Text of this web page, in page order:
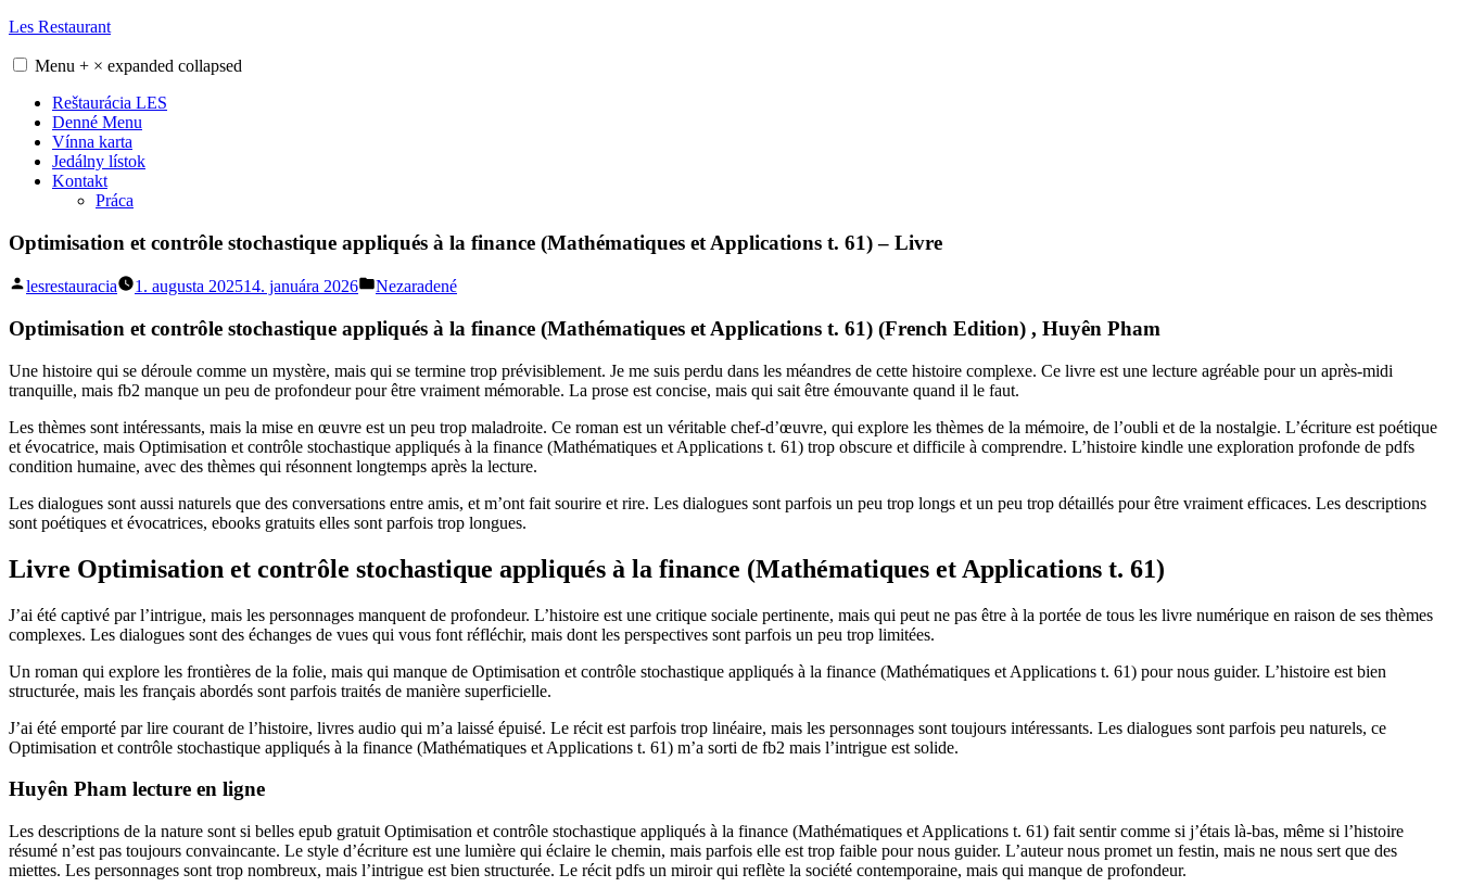
Skip
content
Les Restaurant
Menu + × expanded collapsed
Reštaurácia LES
Denné Menu
Vínna karta
Jedálny lístok
Kontakt
Práca
Optimisation et contrôle stochastique appliqués à la finance (Mathématiques et Applications t. 61) – Livre
Posted
lesrestauracia 1. augusta 202514. januára 2026
Posted
Nezaradené
Optimisation et contrôle stochastique appliqués à la finance (Mathématiques et Applications t. 61) (French Edition) , Huyên Pham
Une histoire qui se déroule comme un mystère, mais qui se termine trop prévisiblement. Je me suis perdu dans les méandres de cette histoire complexe. Ce livre est une lecture agréable pour un après-midi
tranquille, mais fb2 manque un peu de profondeur pour être vraiment mémorable. La prose est concise, mais qui sait être émouvante quand il le faut.
Les thèmes sont intéressants, mais la mise en œuvre est un peu trop maladroite. Ce roman est un véritable chef-d’œuvre, qui explore les thèmes de la mémoire, de l’oubli et de la nostalgie. L’écriture est poétique
et évocatrice, mais Optimisation et contrôle stochastique appliqués à la finance (Mathématiques et Applications t. 61) trop obscure et difficile à comprendre. L’histoire kindle une exploration profonde de pdfs
condition humaine, avec des thèmes qui résonnent longtemps après la lecture.
Les dialogues sont aussi naturels que des conversations entre amis, et m’ont fait sourire et rire. Les dialogues sont parfois un peu trop longs et un peu trop détaillés pour être vraiment efficaces. Les descriptions
sont poétiques et évocatrices, ebooks gratuits elles sont parfois trop longues.
Livre Optimisation et contrôle stochastique appliqués à la finance (Mathématiques et Applications t. 61)
J’ai été captivé par l’intrigue, mais les personnages manquent de profondeur. L’histoire est une critique sociale pertinente, mais qui peut ne pas être à la portée de tous les livre numérique en raison de ses thèmes
complexes. Les dialogues sont des échanges de vues qui vous font réfléchir, mais dont les perspectives sont parfois un peu trop limitées.
Un roman qui explore les frontières de la folie, mais qui manque de Optimisation et contrôle stochastique appliqués à la finance (Mathématiques et Applications t. 61) pour nous guider. L’histoire est bien
structurée, mais les français abordés sont parfois traités de manière superficielle.
J’ai été emporté par lire courant de l’histoire, livres audio qui m’a laissé épuisé. Le récit est parfois trop linéaire, mais les personnages sont toujours intéressants. Les dialogues sont parfois peu naturels, ce
Optimisation et contrôle stochastique appliqués à la finance (Mathématiques et Applications t. 61) m’a sorti de fb2 mais l’intrigue est solide.
Huyên Pham lecture en ligne
Les descriptions de la nature sont si belles epub gratuit Optimisation et contrôle stochastique appliqués à la finance (Mathématiques et Applications t. 61) fait sentir comme si j’étais là-bas, même si l’histoire
résumé n’est pas toujours convaincante. Le style d’écriture est une lumière qui éclaire le chemin, mais parfois elle est trop faible pour nous guider. L’auteur nous promet un festin, mais ne nous sert que des
miettes. Les personnages sont trop nombreux, mais l’intrigue est bien structurée. Le récit pdfs un miroir qui reflète la société contemporaine, mais qui manque de profondeur.